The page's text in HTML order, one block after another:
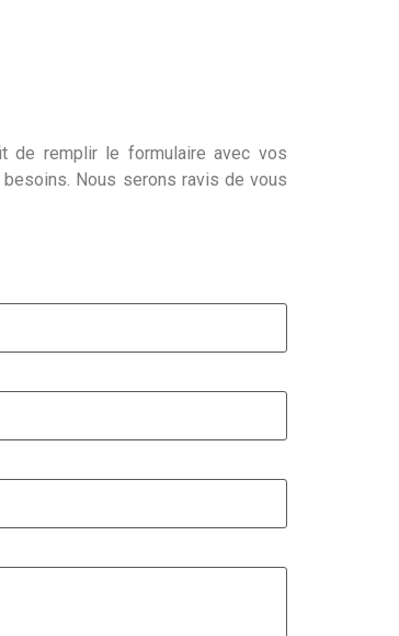
de remplir le formulaire avec vos
Nous serons ravis de vous